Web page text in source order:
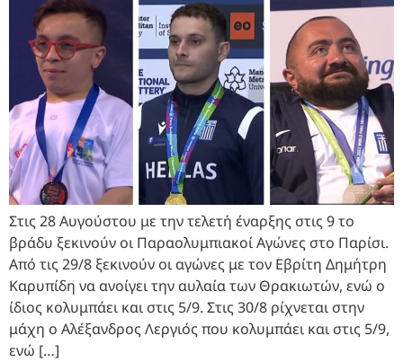
Στις 28 Αυγούστου με την τελετή έναρξης στις 9 το
βράδυ ξεκινούν οι Παραολυμπιακοί Αγώνες στο Παρίσι.
Από τις 29/8 ξεκινούν οι αγώνες με τον Εβρίτη Δημήτρη
Καρυπίδη να ανοίγει την αυλαία των Θρακιωτών, ενώ ο
ίδιος κολυμπάει και στις 5/9. Στις 30/8 ρίχνεται στην
μάχη ο Αλέξανδρος Λεργιός που κολυμπάει και στις 5/9,
ενώ […]